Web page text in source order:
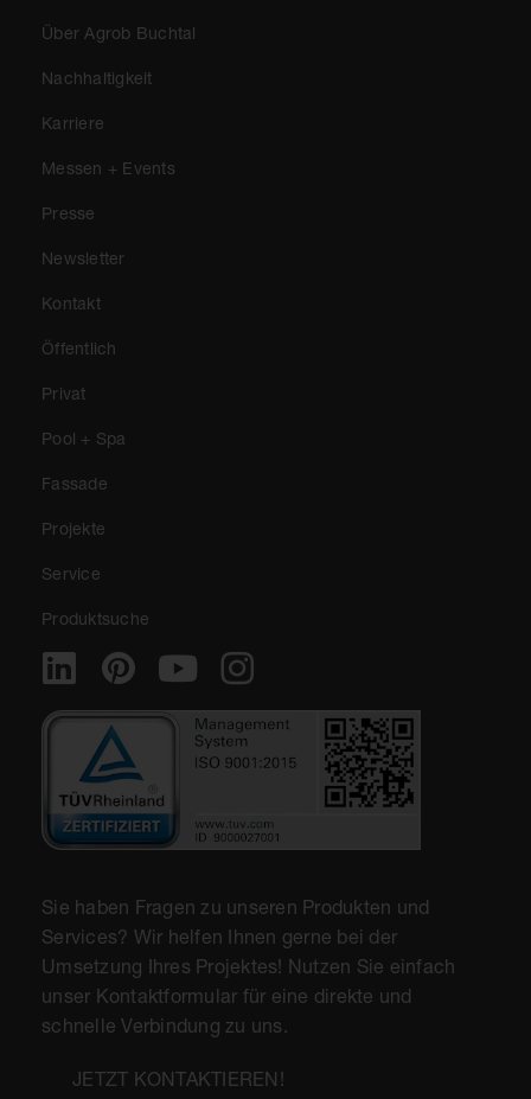
Über Agrob Buchtal
Nachhaltigkeit
Karriere
Messen + Events
Presse
Newsletter
Kontakt
Öffentlich
Privat
Pool + Spa
Fassade
Projekte
Service
Produktsuche
Sie haben Fragen zu unseren Produkten und
Services? Wir helfen Ihnen gerne bei der
Umsetzung Ihres Projektes! Nutzen Sie einfach
unser Kontaktformular für eine direkte und
schnelle Verbindung zu uns.
JETZT KONTAKTIEREN!